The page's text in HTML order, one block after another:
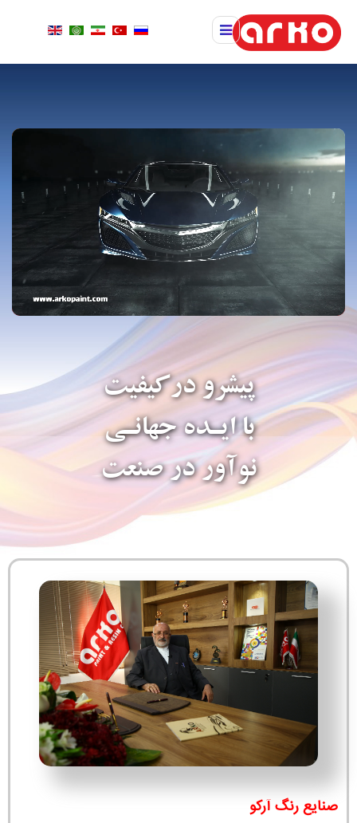
پیشرو درکیفیت
با ایـده جهانـی
نوآور در صنعت
صنایع رنگ آرکو